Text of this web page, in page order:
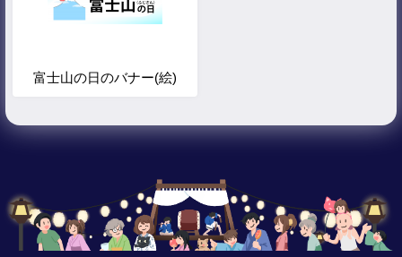
富士山の日のバナー(絵)